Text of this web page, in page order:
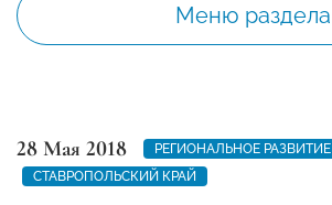
Меню раздела
28 Мая 2018
РЕГИОНАЛЬНОЕ РАЗВИТИЕ
СТАВРОПОЛЬСКИЙ КРАЙ